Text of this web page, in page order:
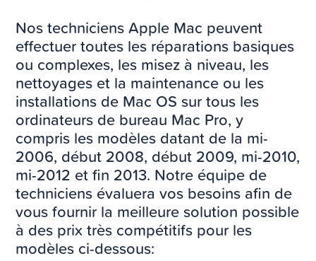
Nos techniciens Apple Mac peuvent
effectuer toutes les réparations basiques
ou complexes, les misez à niveau, les
nettoyages et la maintenance ou les
installations de Mac OS sur tous les
ordinateurs de bureau Mac Pro, y
compris les modèles datant de la mi-
2006, début 2008, début 2009, mi-2010,
mi-2012 et fin 2013. Notre équipe de
techniciens évaluera vos besoins afin de
vous fournir la meilleure solution possible
à des prix très compétitifs pour les
modèles ci-dessous: